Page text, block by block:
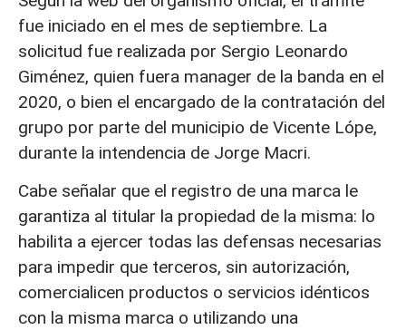
fue iniciado en el mes de septiembre. La
solicitud fue realizada por Sergio Leonardo
Giménez, quien fuera manager de la banda en el
2020, o bien el encargado de la contratación del
grupo por parte del municipio de Vicente Lópe,
durante la intendencia de Jorge Macri.
Cabe señalar que el registro de una marca le
garantiza al titular la propiedad de la misma: lo
habilita a ejercer todas las defensas necesarias
para impedir que terceros, sin autorización,
comercialicen productos o servicios idénticos
con la misma marca o utilizando una